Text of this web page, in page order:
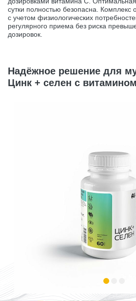
сутки полностью безопасна. Комплекс
с учетом физиологических
регулярного приема без риска
дозировок.
Надёжное решение для
Цинк + селен с